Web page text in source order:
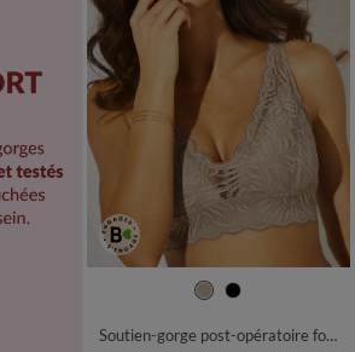
Soutien-gorge post-opératoire forme foulard en dentelle stretch - sans armatures